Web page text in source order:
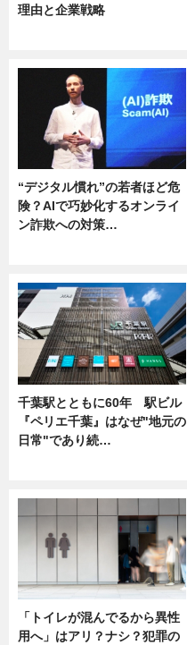
理由と企業戦略
“デジタル慣れ”の若者ほど危
険？AIで巧妙化するオンライ
ン詐欺への対策…
千葉駅とともに60年 駅ビル
『ペリエ千葉』はなぜ"地元の
日常"であり続…
「トイレが混んでるから異性
用へ」はアリ？ナシ？犯罪の